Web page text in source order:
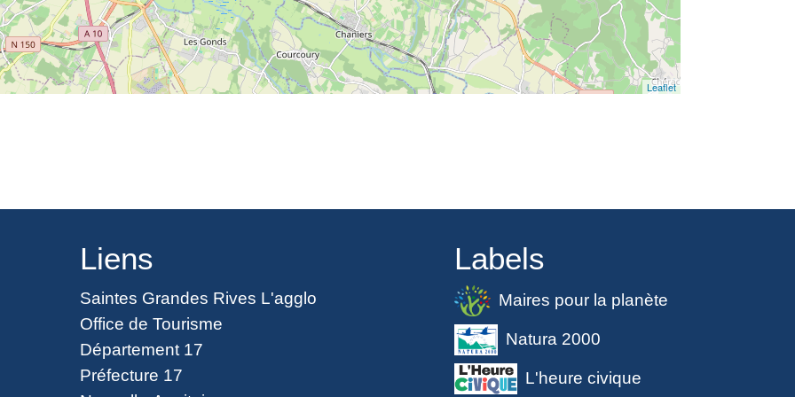
Leaflet
Liens
Saintes Grandes Rives L'agglo
Office de Tourisme
Département 17
Préfecture 17
Labels
Maires pour la planète
Natura 2000
L'heure civique